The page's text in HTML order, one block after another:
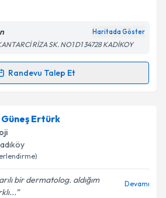
işlenmesine ilişkin
ve kişisel verilerimin belirtilen
Talebini Gönder
Haritada Göster
RİZA SK. NO1 D1 34728 KADİKOY
Randevu Talep Et
Talebi
Gönen için randevu takvimi talebi
uzmandan randevu almanız için bir
e-posta ile bilgilendireceğiz.
Güneş Ertürk
bir dermatolog. aldığım
Devamı